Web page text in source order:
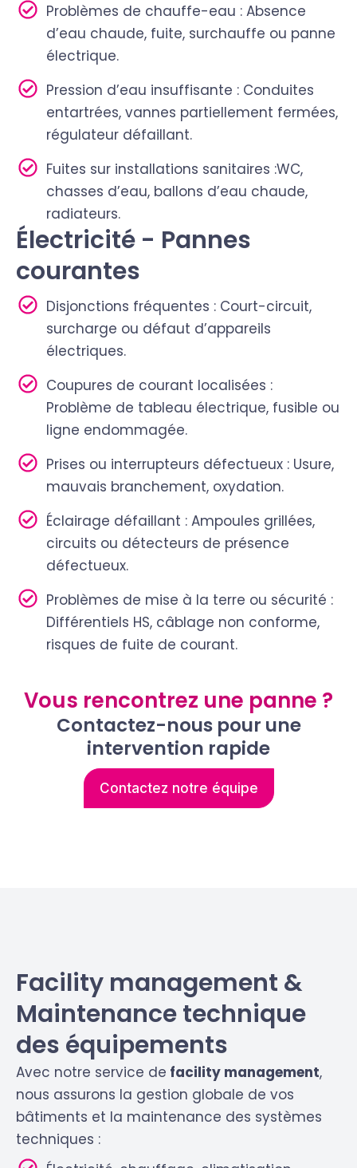
Problèmes de chauffe-eau : Absence
d’eau chaude, fuite, surchauffe ou panne
électrique.
Pression d’eau insuffisante : Conduites
entartrées, vannes partiellement fermées,
régulateur défaillant.
Fuites sur installations sanitaires :WC,
chasses d’eau, ballons d’eau chaude,
radiateurs.
Électricité - Pannes
courantes
Disjonctions fréquentes : Court-circuit,
surcharge ou défaut d’appareils
électriques.
Coupures de courant localisées :
Problème de tableau électrique, fusible ou
ligne endommagée.
Prises ou interrupteurs défectueux : Usure,
mauvais branchement, oxydation.
Éclairage défaillant : Ampoules grillées,
circuits ou détecteurs de présence
défectueux.
Problèmes de mise à la terre ou sécurité :
Différentiels HS, câblage non conforme,
risques de fuite de courant.
Vous rencontrez une panne ?
Contactez-nous pour une
intervention rapide
Contactez notre équipe
Facility management &
Maintenance technique
des équipements
Avec notre service de facility management,
nous assurons la gestion globale de vos
bâtiments et la maintenance des systèmes
techniques :